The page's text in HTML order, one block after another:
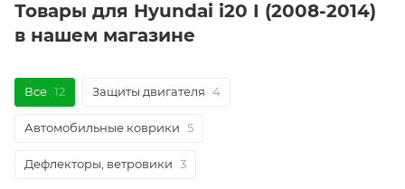
Товары для Hyundai i20 I (2008-2014)
в нашем магазине
Все 12 Защиты двигателя 4
Автомобильные коврики 5
Дефлекторы, ветровики 3